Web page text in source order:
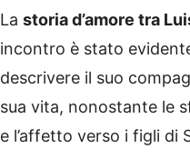
La storia d’amore tra
incontro è stato
descrivere il suo
sua vita, nonostante le
e l’affetto verso i figli di